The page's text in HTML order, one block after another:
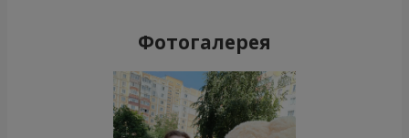
Фотогалерея